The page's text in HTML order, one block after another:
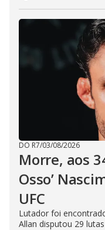
DO R7/03/08/2026
Morre, aos
Osso’
UFC
Lutador foi
Allan disputou 29